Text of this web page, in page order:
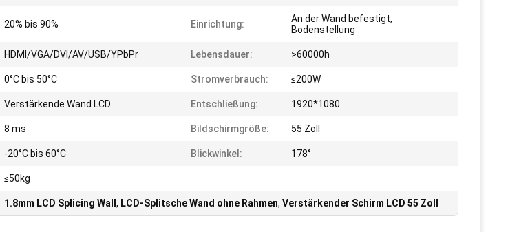
20% bis 90% Einrichtung:
An der Wand befestigt,
Bodenstellung
HDMI/VGA/DVI/AV/USB/YPbPr Lebensdauer: >60000h
0°C bis 50°C Stromverbrauch: ≤200W
Verstärkende Wand LCD Entschließung: 1920*1080
8 ms Bildschirmgröße: 55 Zoll
-20°C bis 60°C Blickwinkel: 178°
≤50kg
1.8mm LCD Splicing Wall , LCD-Splitsche Wand ohne Rahmen, Verstärkender Schirm LCD 55 Zoll